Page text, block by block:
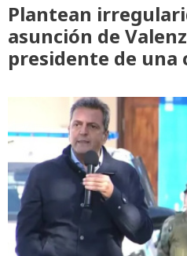
Plantean
asunción de
presidente de una